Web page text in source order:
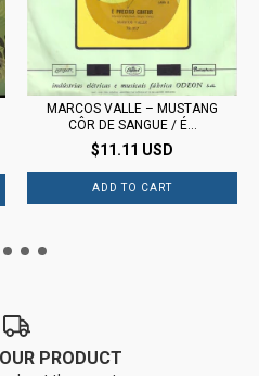
MARCOS VALLE – MUSTANG
CÔR DE SANGUE / É...
$11.11 USD
PRODUCT